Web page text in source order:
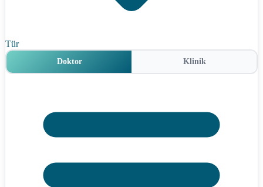
Tür
Doktor Klinik